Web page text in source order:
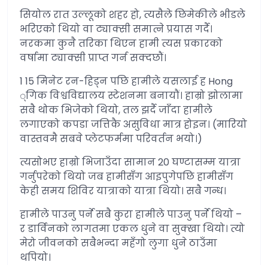
सियोल रात उल्लूको शहर हो, त्यसैले छिमेकीले भीडले
भरिएको थियो वा ट्याक्सी समात्ने प्रयास गर्दै।
नरकमा कुनै तरिका थिएन हामी त्यस प्रकारको
वर्षामा ट्याक्सी प्राप्त गर्न सक्दछौं।
1 15 मिनेट रन-हिड्न पछि हामीले यसलाई ह Hong
्गिक विश्वविद्यालय स्टेशनमा बनायौं। हाम्रो झोलामा
सबै थोक भिजेको थियो, तल झर्दै जाँदा हामीले
लगाएको कपडा जत्तिकै असुविधा मात्र होइन। (मारियो
वास्तवमै सबवे प्लेटफर्ममा परिवर्तन भयो।)
त्यसोभए हाम्रो भिजाउँदा सामान 20 घण्टासम्म यात्रा
गर्नुपरेको थियो जब हामीसँग आइपुगेपछि हामीसँग
केही समय शिविर यात्राको यात्रा थियो। सबै गन्ध।
हामीले पाउनु पर्ने सबै कुरा हामीले पाउनु पर्ने थियो –
र डार्विनको लागतमा एकल धुने वा सुक्खा थियो। त्यो
मेरो जीवनको सबैभन्दा महँगो लुगा धुने ठाउँमा
थपियो।